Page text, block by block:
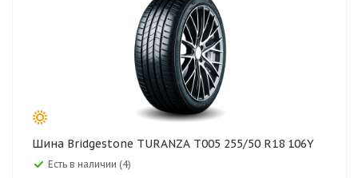
Шина Bridgestone TURANZA T005 255/50 R18 106Y
Есть в наличии (4)